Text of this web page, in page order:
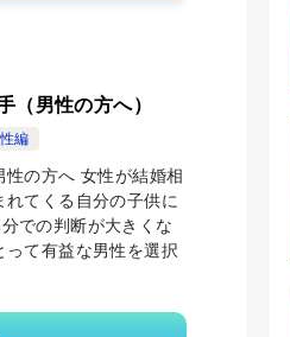
（男性の方へ）
編
の方へ 女性が結婚相
てくる自分の子供に
での判断が大きくな
って有益な男性を選択